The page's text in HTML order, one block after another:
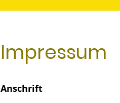
Impressum
Anschrift